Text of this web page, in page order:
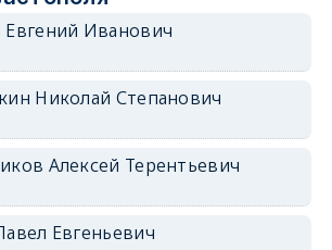
Иванович
Николай Степанович
Алексей Терентьевич
Евгеньевич